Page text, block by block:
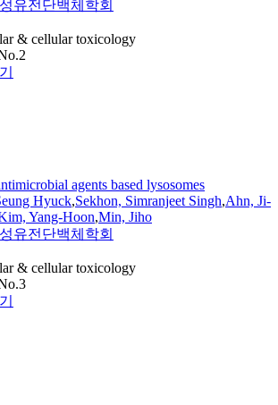
유전단백체학회
& cellular toxicology
agents based lysosomes
Hyuck,Sekhon, Simranjeet Singh,Ahn, Ji-
Yang-Hoon,Min, Jiho
유전단백체학회
& cellular toxicology